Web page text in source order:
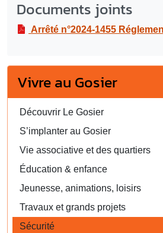
Documents joints
Arrêté n°2024-1455 Réglementant la circulation et le stationnement pour la réalisation d’un marquage au sol et la pose de
Vivre au Gosier
Découvrir Le Gosier
S’implanter au Gosier
Vie associative et des quartiers
Éducation & enfance
Jeunesse, animations, loisirs
Travaux et grands projets
Sécurité